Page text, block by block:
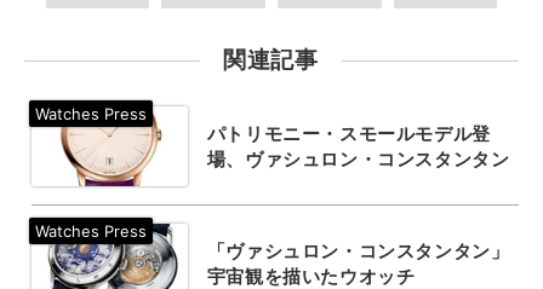
関連記事
パトリモニー・スモールモデル登
場、ヴァシュロン・コンスタンタン
「ヴァシュロン・コンスタンタン」
宇宙観を描いたウオッチ